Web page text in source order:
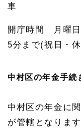
車
開庁時間 月曜
5分まで(祝日・
中村区の年金手続
中村区の年金に
が管轄となります